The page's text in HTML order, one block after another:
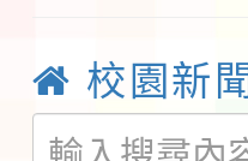
程
函轉國
鎮韌性
「115
校園新